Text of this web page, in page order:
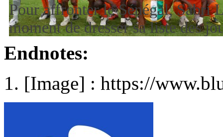
Pour affronter le Sénégal, Sabri
moment de dresser sa liste des
Endnotes:
[Image] : https://